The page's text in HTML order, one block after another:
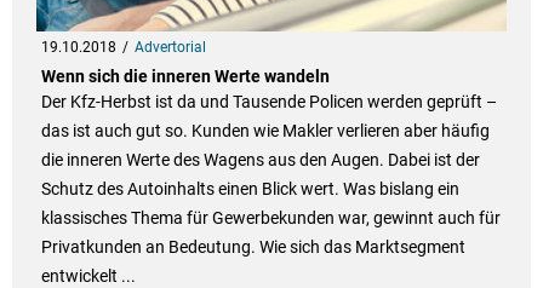
19.10.2018 Advertorial
Wenn sich die inneren Werte wandeln
Der Kfz-Herbst ist da und Tausende Policen werden geprüft –
das ist auch gut so. Kunden wie Makler verlieren aber häufig
die inneren Werte des Wagens aus den Augen. Dabei ist der
Schutz des Autoinhalts einen Blick wert. Was bislang ein
klassisches Thema für Gewerbekunden war, gewinnt auch für
Privatkunden an Bedeutung. Wie sich das Marktsegment
entwickelt ...